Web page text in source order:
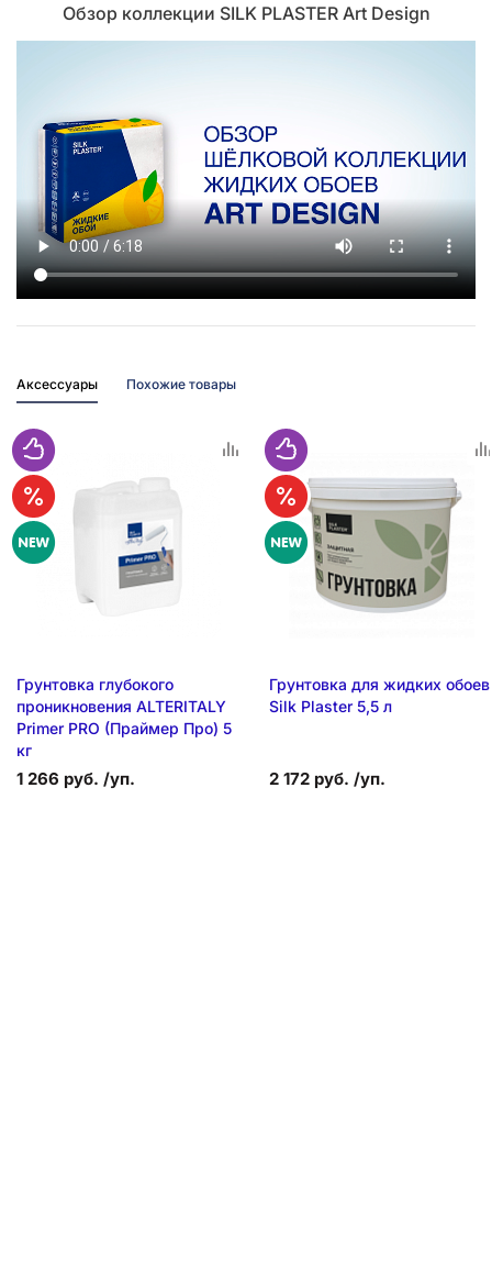
Обзор коллекции SILK PLASTER Art Design
Аксессуары Похожие товары
Грунтовка глубокого
проникновения ALTERITALY
Primer PRO (Праймер Про) 5
кг
1 266 руб. /уп.
Грунтовка для жидких обоев
Silk Plaster 5,5 л
2 172 руб. /уп.